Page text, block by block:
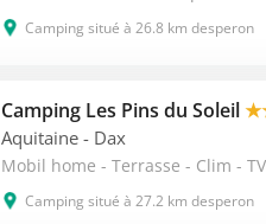
Camping situé à 26.8 km desperon
Camping Les Pins du Soleil
Aquitaine - Dax
Mobil home - Terrasse - Clim -
Camping situé à 27.2 km desperon